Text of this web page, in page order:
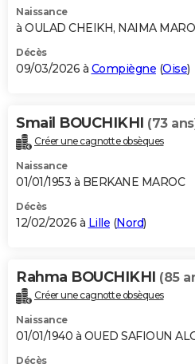
Dictionnaire
Biographies
Citations
Expressions
Proverbes
PROGRAMME TV
S'inscrire
Se connecter
Lycées
Collèges
Primaires
Universités
Entreprises
Service militaire
Avis de recherche
AVIS DE DÉCÈS
Bricolage
Lifestyle
Culture
Sport
Auto
Television
Voyage
Cinema
Naissance
à OULAD CHEIKH, NAIMA
Décès
09/03/2026 à Compiègne (Oise)
Smail BOUCHIKHI (73
Créer une cagnotte obsèques
Naissance
01/01/1953 à BERKANE MAROC
Décès
12/02/2026 à Lille (Nord)
Rahma BOUCHIKHI (85
Créer une cagnotte obsèques
Naissance
01/01/1940 à OUED SAFIOUN
Décès